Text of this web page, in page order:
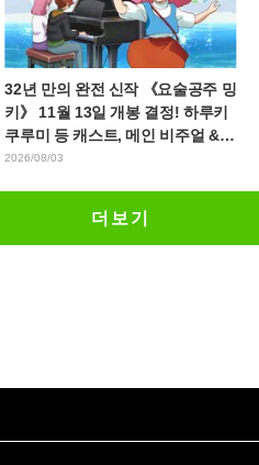
32년 만의 완전 신작 《요술공주 밍
키》 11월 13일 개봉 결정! 하루키
쿠루미 등 캐스트, 메인 비주얼 &
특보 해금
2026/08/03
더보기